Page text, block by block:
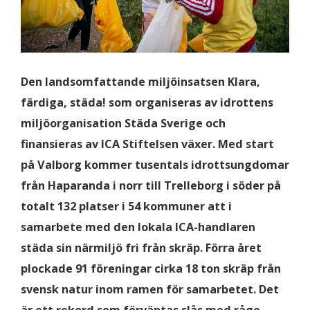
Den landsomfattande miljöinsatsen Klara,
färdiga, städa! som organiseras av idrottens
miljöorganisation Städa Sverige och
finansieras av ICA Stiftelsen växer. Med start
på Valborg kommer tusentals idrottsungdomar
från Haparanda i norr till Trelleborg i söder på
totalt 132 platser i 54 kommuner att i
samarbete med den lokala ICA-handlaren
städa sin närmiljö fri från skräp. Förra året
plockade 91 föreningar cirka 18 ton skräp från
svensk natur inom ramen för samarbetet. Det